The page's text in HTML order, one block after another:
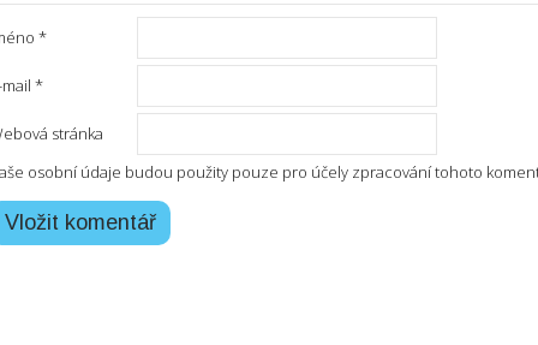
*
mail*
stránka
osobní údaje budou použity pouze pro účely zpracování tohoto